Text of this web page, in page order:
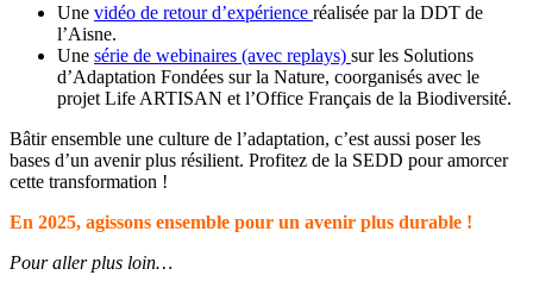
Une vidéo de retour d’expérience réalisée par la DDT de
l’Aisne.
Une série de webinaires (avec replays) sur les Solutions
d’Adaptation Fondées sur la Nature, coorganisés avec le
projet Life ARTISAN et l’Office Français de la Biodiversité.
Bâtir ensemble une culture de l’adaptation, c’est aussi poser les
bases d’un avenir plus résilient. Profitez de la SEDD pour amorcer
cette transformation !
En 2025, agissons ensemble pour un avenir plus durable !
Pour aller plus loin…